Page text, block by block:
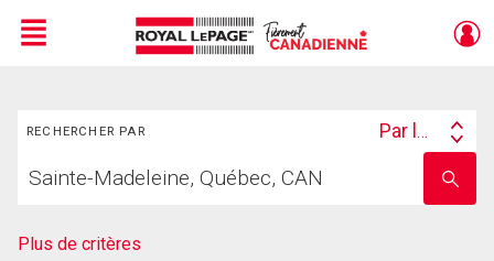
Menu
RECHERCHER PAR
Search
Par lieu
votre
nom
Plus de critères